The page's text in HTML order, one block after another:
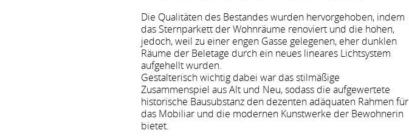
Die Qualitäten des Bestandes wurden hervorgehoben, indem
das Sternparkett der Wohnräume renoviert und die hohen,
jedoch, weil zu einer engen Gasse gelegenen, eher dunklen
Räume der Beletage durch ein neues lineares Lichtsystem
aufgehellt wurden.
Gestalterisch wichtig dabei war das stilmäßige
Zusammenspiel aus Alt und Neu, sodass die aufgewertete
historische Bausubstanz den dezenten adäquaten Rahmen für
das Mobiliar und die modernen Kunstwerke der Bewohnerin
bietet.